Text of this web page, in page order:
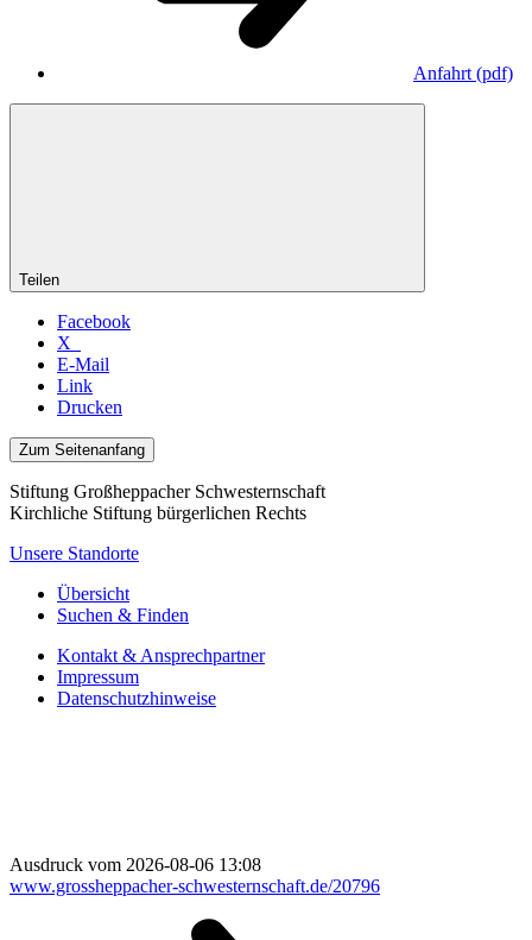
Anfahrt (pdf)
Teilen
Facebook
X
E-Mail
Link
Drucken
Zum Seitenanfang
Stiftung Großheppacher Schwesternschaft
Kirchliche Stiftung bürgerlichen Rechts
Unsere Standorte
Übersicht
Suchen & Finden
Kontakt & Ansprechpartner
Impressum
Datenschutzhinweise
Ausdruck vom 2026-08-06 13:08
www.grossheppacher-schwesternschaft.de/20796